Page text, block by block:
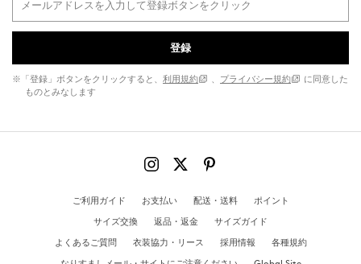
登録
※「登録」ボタンをクリックすると、 利用規約 、 プライバシー規約
に同意した
ものとみなします
ご利用ガイド お支払い 配送・送料
ポイント
サイズ交換
返品・返金
サイズガイド
よくあるご質問
衣装協力・リース 採用情報
各種規約